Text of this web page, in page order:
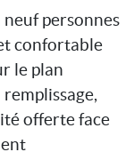
neuf personnes
confortable
le plan
offerte face